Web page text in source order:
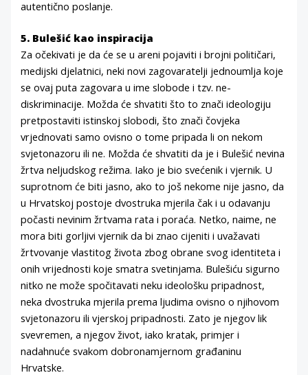
autentično poslanje.
5. Bulešić kao inspiracija
Za očekivati je da će se u areni pojaviti i brojni političari,
medijski djelatnici, neki novi zagovaratelji jednoumlja koje
se ovaj puta zagovara u ime slobode i tzv. ne-
diskriminacije. Možda će shvatiti što to znači ideologiju
pretpostaviti istinskoj slobodi, što znači čovjeka
vrjednovati samo ovisno o tome pripada li on nekom
svjetonazoru ili ne. Možda će shvatiti da je i Bulešić nevina
žrtva neljudskog režima. Iako je bio svećenik i vjernik. U
suprotnom će biti jasno, ako to još nekome nije jasno, da
u Hrvatskoj postoje dvostruka mjerila čak i u odavanju
počasti nevinim žrtvama rata i poraća. Netko, naime, ne
mora biti gorljivi vjernik da bi znao cijeniti i uvažavati
žrtvovanje vlastitog života zbog obrane svog identiteta i
onih vrijednosti koje smatra svetinjama. Bulešiću sigurno
nitko ne može spočitavati neku ideološku pripadnost,
neka dvostruka mjerila prema ljudima ovisno o njihovom
svjetonazoru ili vjerskoj pripadnosti. Zato je njegov lik
svevremen, a njegov život, iako kratak, primjer i
nadahnuće svakom dobronamjernom građaninu
Hrvatske.